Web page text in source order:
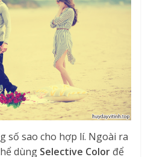
số sao cho hợp lí. Ngoài ra
dùng Selective Color để